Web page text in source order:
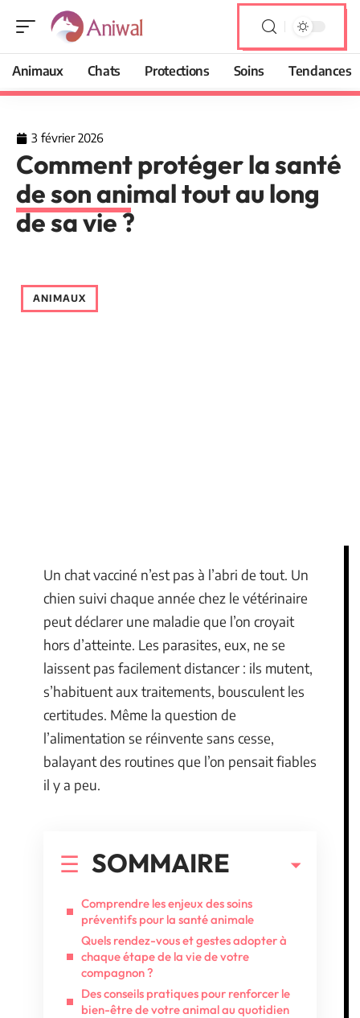
Animaux Chats Protections Soins Tendances
3 février 2026
Comment protéger la santé
de son animal tout au long
de sa vie ?
ANIMAUX
Un chat vacciné n’est pas à l’abri de tout. Un
chien suivi chaque année chez le vétérinaire
peut déclarer une maladie que l’on croyait
hors d’atteinte. Les parasites, eux, ne se
laissent pas facilement distancer : ils mutent,
s’habituent aux traitements, bousculent les
certitudes. Même la question de
l’alimentation se réinvente sans cesse,
balayant des routines que l’on pensait fiables
il y a peu.
SOMMAIRE
Comprendre les enjeux des soins
préventifs pour la santé animale
Quels rendez-vous et gestes adopter à
chaque étape de la vie de votre
compagnon ?
Des conseils pratiques pour renforcer le
bien-être de votre animal au quotidien